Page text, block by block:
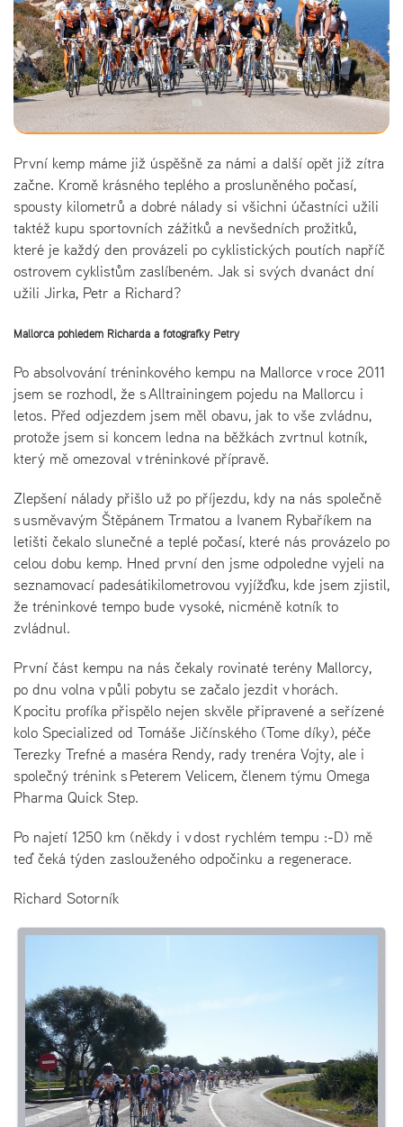
První kemp máme již úspěšně za námi a další opět již zítra
začne. Kromě krásného teplého a prosluněného počasí,
spousty kilometrů a dobré nálady si všichni účastníci užili
taktéž kupu sportovních zážitků a nevšedních prožitků,
které je každý den provázeli po cyklistických poutích napříč
ostrovem cyklistům zaslíbeném. Jak si svých dvanáct dní
užili Jirka, Petr a Richard?
Mallorca pohledem Richarda a fotografky Petry
Po absolvování tréninkového kempu na Mallorce v roce 2011
jsem se rozhodl, že s Alltrainingem pojedu na Mallorcu i
letos. Před odjezdem jsem měl obavu, jak to vše zvládnu,
protože jsem si koncem ledna na běžkách zvrtnul kotník,
který mě omezoval v tréninkové přípravě.
Zlepšení nálady přišlo už po příjezdu, kdy na nás společně
s usměvavým Štěpánem Trmatou a Ivanem Rybaříkem na
letišti čekalo slunečné a teplé počasí, které nás provázelo po
celou dobu kemp. Hned první den jsme odpoledne vyjeli na
seznamovací padesátikilometrovou vyjížďku, kde jsem zjistil,
že tréninkové tempo bude vysoké, nicméně kotník to
zvládnul.
První část kempu na nás čekaly rovinaté terény Mallorcy,
po dnu volna v půli pobytu se začalo jezdit v horách.
K pocitu profíka přispělo nejen skvěle připravené a seřízené
kolo Specialized od Tomáše Jičínského (Tome díky), péče
Terezky Trefné a maséra Rendy, rady trenéra Vojty, ale i
společný trénink s Peterem Velicem, členem týmu Omega
Pharma Quick Step.
Po najetí 1250 km (někdy i v dost rychlém tempu :-D) mě
teď čeká týden zaslouženého odpočinku a regenerace.
Richard Sotorník